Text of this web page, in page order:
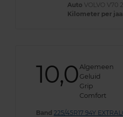
Auto VOLVO V70
Kilometer per
10,0 Algemeen
Geluid
Grip
Comfort
Band 225/45R17 94Y